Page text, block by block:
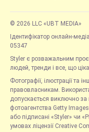
© 2026 LLC «UBT MEDIA»
Ідентифікатор онлайн-
05347
Styler є розважальним
людей, тренди і все, що
Фотографії, ілюстрації та
правовласникам.
допускається виключно
фотоагентства Getty
або підписані «Styler» чи
умовах ліцензії Creative